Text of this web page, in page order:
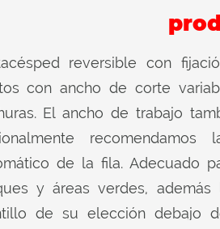
reversible con
con ancho de corte
El ancho de trabajo
de la fila. Adecuado
y áreas verdes,
de su elección debajo